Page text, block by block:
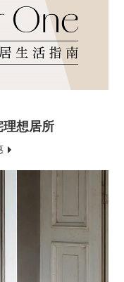
想居所